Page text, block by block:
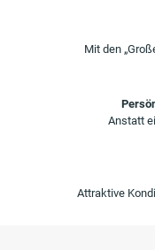
Mit den
Anstatt
Attraktive